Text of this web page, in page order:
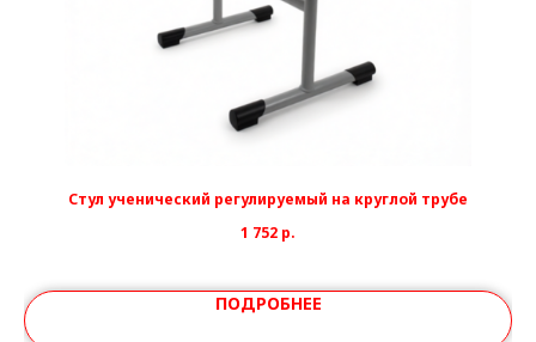
Стул ученический регулируемый на круглой трубе
1 752 р.
ПОДРОБНЕЕ